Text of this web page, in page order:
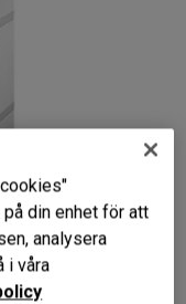
din enhet för att
analysera
i våra